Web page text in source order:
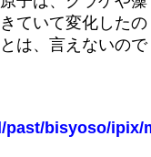
ていて変化したの
は、言えないので
past/bisyoso/ipix/